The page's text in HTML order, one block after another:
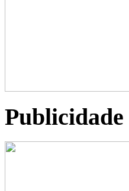
Publicidade